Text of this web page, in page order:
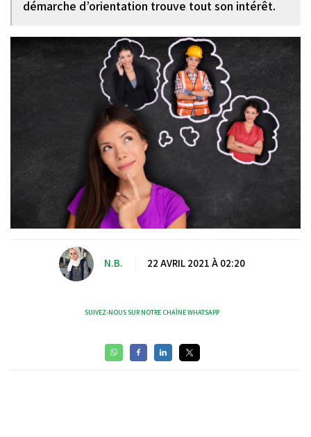
démarche d’orientation trouve tout son intérêt.
N.B. 22 AVRIL 2021 À 02:20
SUIVEZ-NOUS SUR NOTRE CHAÎNE WHATSAPP